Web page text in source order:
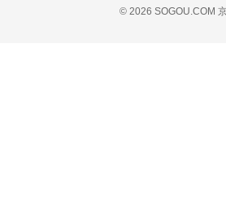
© 2026 SOGOU.COM